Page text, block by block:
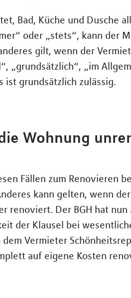
Bad, Küche und Dusche
oder „stets“, kann der
gilt, wenn der
„grundsätzlich“, „im
ist grundsätzlich zulässig.
Wohnung
Fällen zum Renovieren
kann gelten, wenn
renoviert. Der BGH hat
der Klausel bei
Vermieter
auf eigene Kosten